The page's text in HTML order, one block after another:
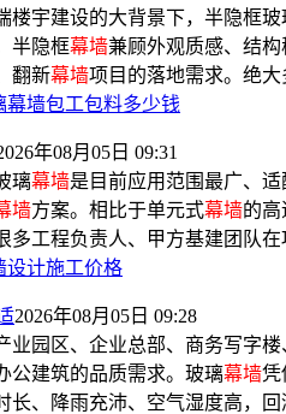
楼宇建设的大背景下，半隐框玻
半隐框幕墙兼顾外观质感、结
翻新幕墙项目的落地需求。绝
幕墙包工包料多少钱
年08月05日 09:31
璃幕墙是目前应用范围最广、
墙方案。相比于单元式幕墙的高
多工程负责人、甲方基建团队
设计施工价格
2026年08月05日 09:28
业园区、企业总部、商务写字
公建筑的品质需求。玻璃幕墙凭
长、降雨充沛、空气湿度高，